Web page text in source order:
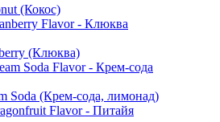
(Кокос)
(Клюква)
Soda (Крем-сода, лимонад)